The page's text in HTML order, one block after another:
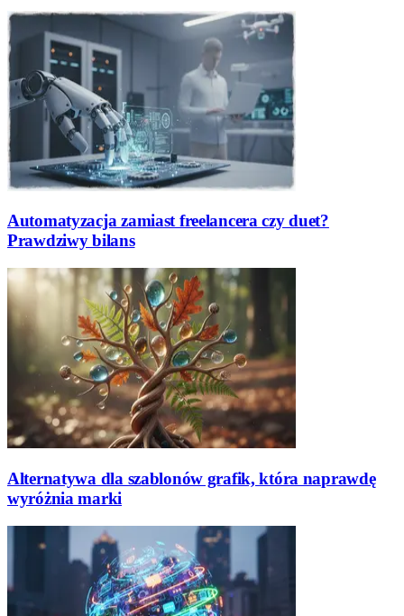
Automatyzacja zamiast freelancera czy duet?
Prawdziwy bilans
Alternatywa dla szablonów grafik, która naprawdę
wyróżnia marki